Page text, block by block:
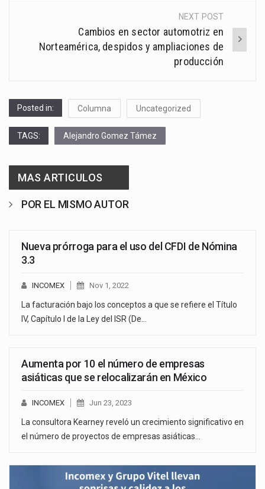
NEXT POST
Cambios en sector automotriz en
Norteamérica, despidos y ampliaciones de
producción
Posted in: Columna Uncategorized
TAGS: Alejandro Gomez Támez
MAS ARTICULOS
POR EL MISMO AUTOR
Nueva prórroga para el uso del CFDI de Nómina
3.3
INCOMEX Nov 1, 2022
La facturación bajo los conceptos a que se refiere el Título
IV, Capítulo I de la Ley del ISR (De…
Aumenta por 10 el número de empresas
asiáticas que se relocalizarán en México
INCOMEX Jun 23, 2023
La consultora Kearney reveló un crecimiento significativo en
el número de proyectos de empresas asiáticas…